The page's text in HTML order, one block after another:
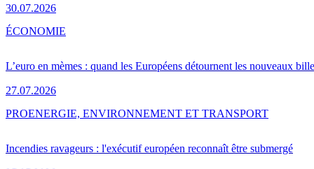
30.07.2026
L’euro en mèmes : quand les Européens détournent les nouveaux
27.07.2026
ÉCONOMIE
Incendies ravageurs : l'exécutif européen reconnaît être submergé
PROENERGIE, ENVIRONNEMENT ET TRANSPORT